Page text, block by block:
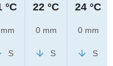
°C
S
22 °C
0 mm
S
24 °C
0 mm
S